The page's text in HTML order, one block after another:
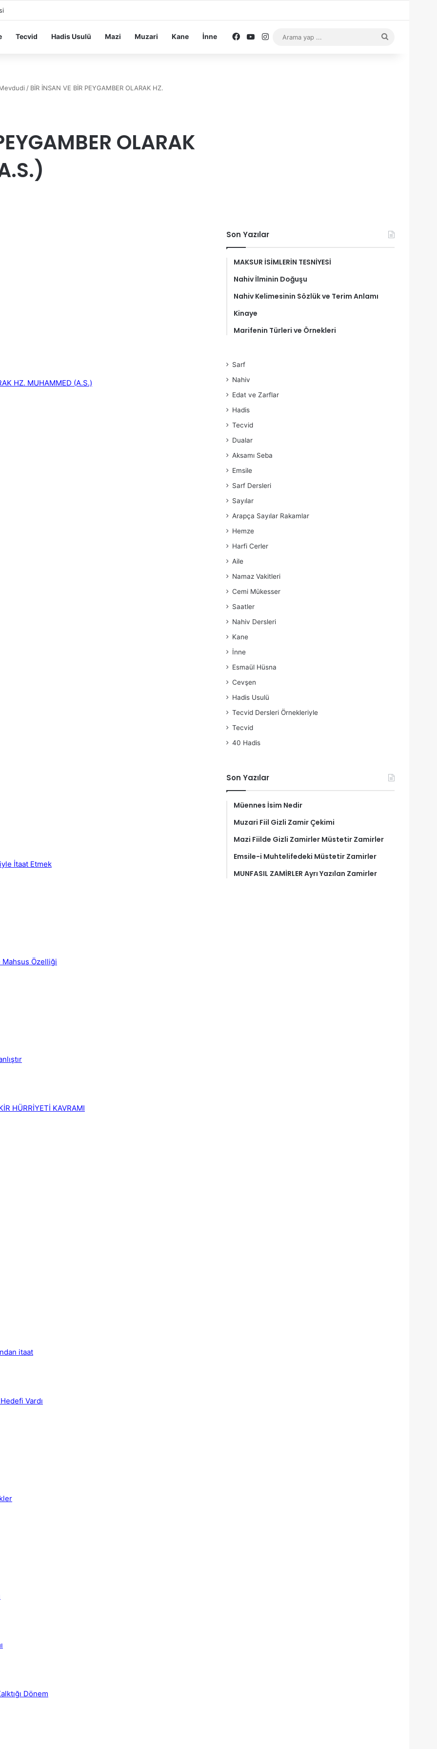
Tecvid Hadis Usulü Mazi Muzari Kane İnne Facebook
YouTube
Instagram
/ BİR İNSAN VE BİR PEYGAMBER OLARAK HZ.
OLARAK
HZ. MUHAMMED (A.S.)
İtaat Etmek
Mahsus Özelliği
HÜRRİYETİ KAVRAMI
itaat
Vardı
Dönem
Son Yazılar
MAKSUR İSİMLERİN TESNİYESİ
Nahiv İlminin Doğuşu
Nahiv Kelimesinin Sözlük ve Terim Anlamı
Kinaye
Marifenin Türleri ve Örnekleri
Sarf
Nahiv
Edat ve Zarflar
Hadis
Tecvid
Dualar
Aksamı Seba
Emsile
Sarf Dersleri
Sayılar
Arapça Sayılar Rakamlar
Hemze
Harfi Cerler
Aile
Namaz Vakitleri
Cemi Mükesser
Saatler
Nahiv Dersleri
Kane
İnne
Esmaül Hüsna
Cevşen
Hadis Usulü
Tecvid Dersleri Örnekleriyle
Tecvid
40 Hadis
Son Yazılar
Müennes İsim Nedir
Muzari Fiil Gizli Zamir Çekimi
Mazi Fiilde Gizli Zamirler Müstetir Zamirler
Emsile-i Muhtelifedeki Müstetir Zamirler
MUNFASIL ZAMİRLER Ayrı Yazılan Zamirler